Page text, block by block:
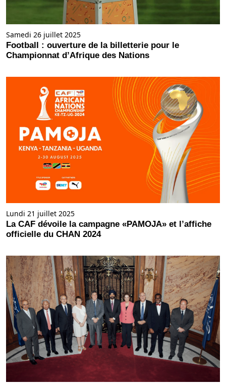
Samedi 26 juillet 2025
Football : ouverture de la billetterie pour le
Championnat d’Afrique des Nations
Lundi 21 juillet 2025
La CAF dévoile la campagne «PAMOJA» et l’affiche
officielle du CHAN 2024